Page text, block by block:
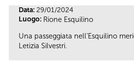
Data: 29/01/2024
Luogo: Rione Esquilino
Una passeggiata nell’Esquilino
Letizia Silvestri.